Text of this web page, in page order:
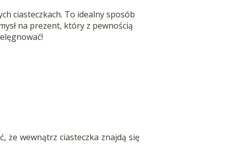
ciasteczkach. To idealny sposób
na prezent, który z pewnością
że wewnątrz ciasteczka znajdą się